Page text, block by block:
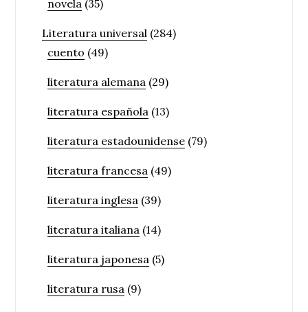
novela (35)
Literatura universal (284)
cuento (49)
literatura alemana (29)
literatura española (13)
literatura estadounidense (79)
literatura francesa (49)
literatura inglesa (39)
literatura italiana (14)
literatura japonesa (5)
literatura rusa (9)